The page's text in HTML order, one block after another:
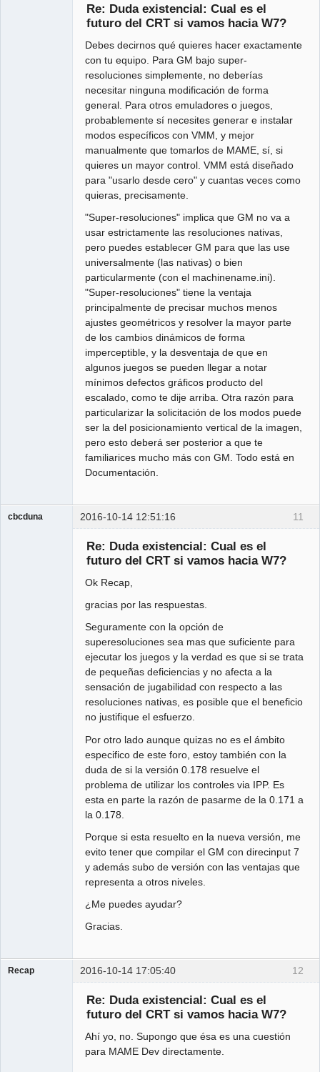
Re: Duda existencial: Cual es el
futuro del CRT si vamos hacia W7?
Debes decirnos qué quieres hacer exactamente
con tu equipo. Para GM bajo super-
resoluciones simplemente, no deberías
necesitar ninguna modificación de forma
general. Para otros emuladores o juegos,
probablemente sí necesites generar e instalar
modos específicos con VMM, y mejor
manualmente que tomarlos de MAME, sí, si
quieres un mayor control. VMM está diseñado
para "usarlo desde cero" y cuantas veces como
quieras, precisamente.
"Super-resoluciones" implica que GM no va a
usar estrictamente las resoluciones nativas,
pero puedes establecer GM para que las use
universalmente (las nativas) o bien
particularmente (con el machinename.ini).
"Super-resoluciones" tiene la ventaja
principalmente de precisar muchos menos
ajustes geométricos y resolver la mayor parte
de los cambios dinámicos de forma
imperceptible, y la desventaja de que en
algunos juegos se pueden llegar a notar
mínimos defectos gráficos producto del
escalado, como te dije arriba. Otra razón para
particularizar la solicitación de los modos puede
ser la del posicionamiento vertical de la imagen,
pero esto deberá ser posterior a que te
familiarices mucho más con GM. Todo está en
Documentación.
11
cbcduna 2016-10-14 12:51:16
Re: Duda existencial: Cual es el
futuro del CRT si vamos hacia W7?
Ok Recap,
gracias por las respuestas.
Seguramente con la opción de
superesoluciones sea mas que suficiente para
ejecutar los juegos y la verdad es que si se trata
de pequeñas deficiencias y no afecta a la
sensación de jugabilidad con respecto a las
resoluciones nativas, es posible que el beneficio
no justifique el esfuerzo.
Por otro lado aunque quizas no es el ámbito
especifico de este foro, estoy también con la
duda de si la versión 0.178 resuelve el
problema de utilizar los controles via IPP. Es
esta en parte la razón de pasarme de la 0.171 a
la 0.178.
Porque si esta resuelto en la nueva versión, me
evito tener que compilar el GM con direcinput 7
y además subo de versión con las ventajas que
representa a otros niveles.
¿Me puedes ayudar?
Gracias.
12
Recap 2016-10-14 17:05:40
Re: Duda existencial: Cual es el
futuro del CRT si vamos hacia W7?
Ahí yo, no. Supongo que ésa es una cuestión
para MAME Dev directamente.